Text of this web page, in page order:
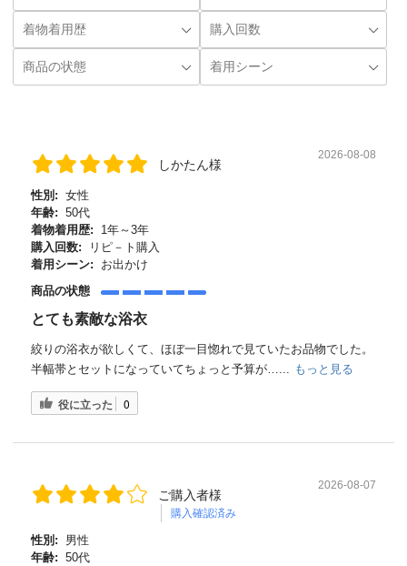
しかたん様
2026-08-08
性別: 女性
年齢: 50代
着物着用歴:
1年～3年
購入回数:
リピ－ト購入
着用シーン:
お出かけ
商品の状態
とても素敵な浴衣
絞りの浴衣が欲しくて、ほぼ一目惚れで見ていたお品物でした。
半幅帯とセットになっていてちょっと予算が…... もっと見る
役に立った 0
ご購入者様
購入確認済み
2026-08-07
性別:
男性
年齢: 50代